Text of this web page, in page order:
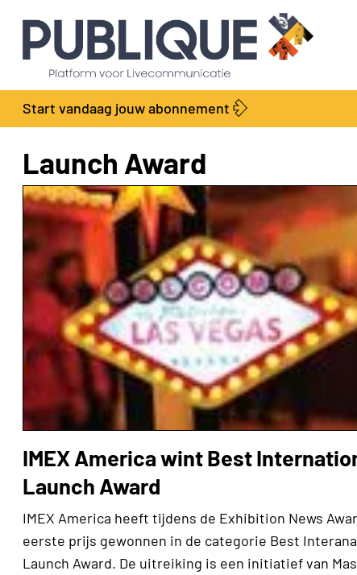
Start vandaag jouw abonnement
Launch Award
IMEX America wint Best
Launch Award
IMEX America heeft tijdens de Exhibition News
eerste prijs gewonnen in de categorie Best
Launch Award. De uitreiking is een initiatief van